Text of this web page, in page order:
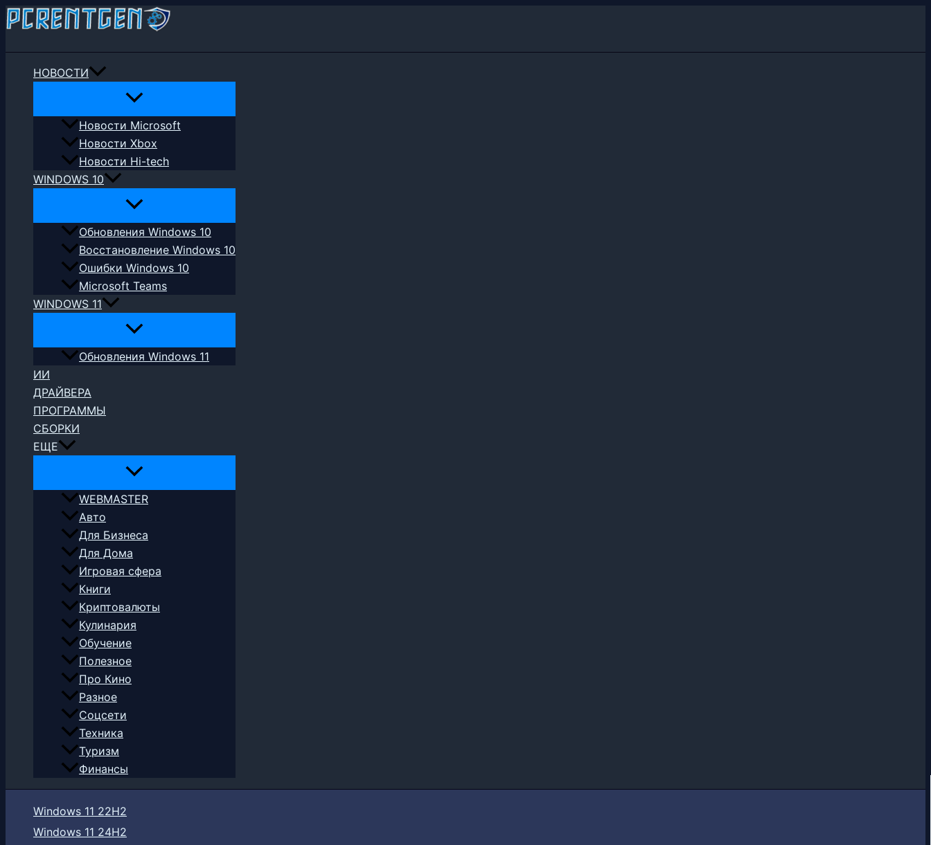
Перейти
к
содержимому
НОВОСТИ
Новости Microsoft
Новости Xbox
Новости Hi-tech
WINDOWS 10
Обновления Windows 10
Восстановление Windows 10
Ошибки Windows 10
Microsoft Teams
WINDOWS 11
Обновления Windows 11
ИИ
ДРАЙВЕРА
ПРОГРАММЫ
СБОРКИ
ЕЩЕ
WEBMASTER
Авто
Для Бизнеса
Для Дома
Игровая сфера
Книги
Криптовалюты
Кулинария
Обучение
Полезное
Про Кино
Разное
Соцсети
Техника
Туризм
Финансы
Windows 11 22H2
Windows 11 24H2